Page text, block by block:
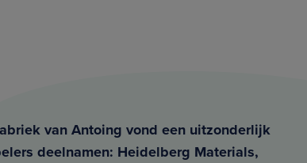
van Antoing vond een uitzonderlijk
deelnamen: Heidelberg Materials,